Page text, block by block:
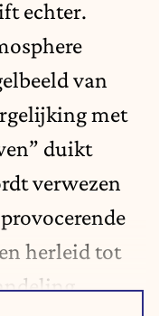
echter.
van
met
duikt
verwezen
herleid tot